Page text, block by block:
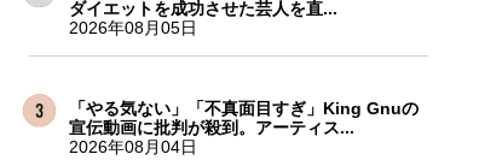
ダイエットを成功させた芸人を直...
2026年08月05日
「やる気ない」「不真面目すぎ」King Gnuの
宣伝動画に批判が殺到。アーティス...
2026年08月04日